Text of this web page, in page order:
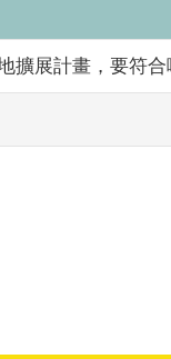
擴展計畫，要符